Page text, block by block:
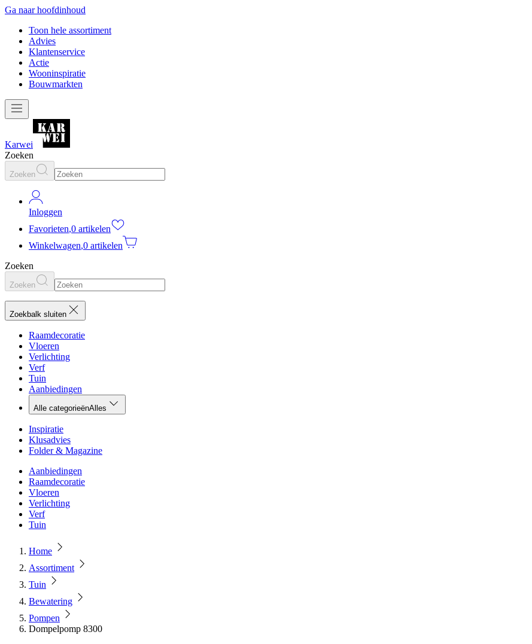
Ga naar hoofdinhoud
Toon hele assortiment
Advies
Klantenservice
Actie
Wooninspiratie
Bouwmarkten
Karwei
Zoeken
Zoeken
Inloggen
Favorieten,0 artikelen
Winkelwagen,0 artikelen
Zoeken
Zoeken
Zoekbalk sluiten
Raamdecoratie
Vloeren
Verlichting
Verf
Tuin
Aanbiedingen
Alle categorieënAlles
Inspiratie
Klusadvies
Folder & Magazine
Aanbiedingen
Raamdecoratie
Vloeren
Verlichting
Verf
Tuin
Home
Assortiment
Tuin
Bewatering
Pompen
Dompelpomp 8300